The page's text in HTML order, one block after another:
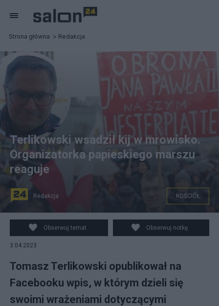
Strona główna Redakcja
Narodowy Marsz Papieski w rocznicę śmierci Jana
Pawła II, fot. PAP/Albert Zawada
Terlikowski wsadził kij w mrowisko.
Organizatorka papieskiego marszu
reaguje
Redakcja KOŚCIÓŁ
Obserwuj temat Obserwuj notkę
3.04.2023
Tomasz Terlikowski opublikował na
Facebooku wpis, w którym dzieli się
swoimi wrażeniami dotyczącymi